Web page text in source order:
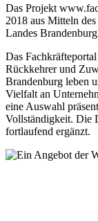
Das Projekt
2018 aus Mitteln
Landes
Das
Rückkehrer und
Brandenburg leben
Vielfalt an
eine Auswahl
Vollständigkeit. Die
fortlaufend ergänzt.